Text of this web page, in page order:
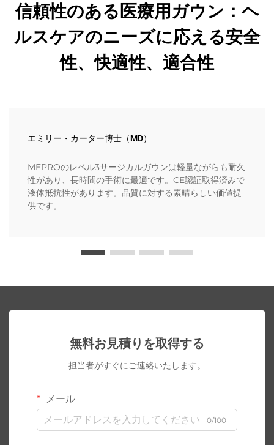
信頼性のある医療用ガウン：ヘ
ルスケアのニーズに応える安全
性、快適性、適合性
エミリー・カーター博士（MD）
MEPROのレベル3サージカルガウンは軽量ながらも耐久
性があり、長時間の手術に最適です。CE認証取得済みで
液体抵抗性があります。品質に対する素晴らしい価値提
供です。
無料お見積りを取得する
担当者がすぐにご連絡いたします。
メール
0/100